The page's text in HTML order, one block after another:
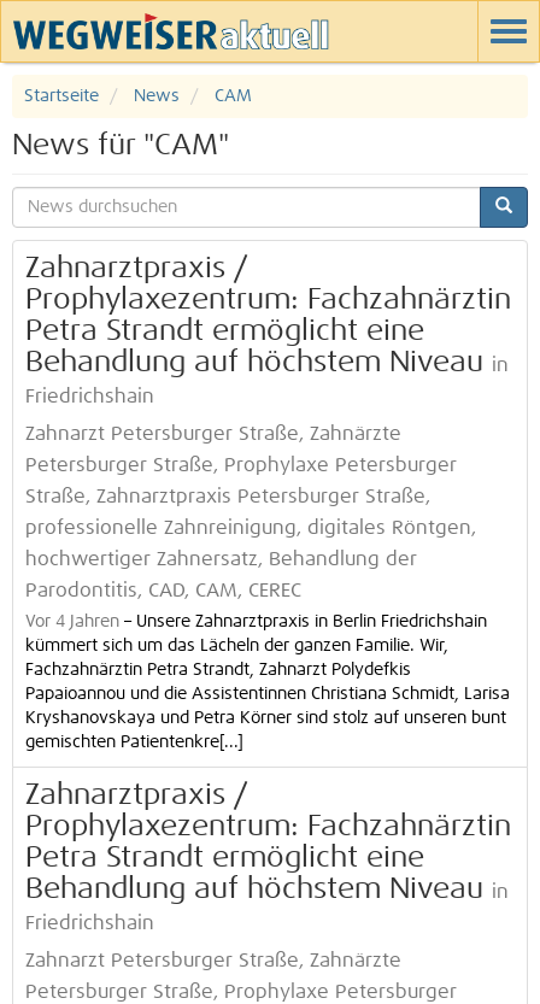
Startseite News CAM
News für "CAM"
Zahnarztpraxis /
Prophylaxezentrum: Fachzahnärztin
Petra Strandt ermöglicht eine
Behandlung auf höchstem Niveau in
Friedrichshain
Zahnarzt Petersburger Straße, Zahnärzte
Petersburger Straße, Prophylaxe Petersburger
Straße, Zahnarztpraxis Petersburger Straße,
professionelle Zahnreinigung, digitales Röntgen,
hochwertiger Zahnersatz, Behandlung der
Parodontitis, CAD, CAM, CEREC
Vor 4 Jahren – Unsere Zahnarztpraxis in Berlin Friedrichshain
kümmert sich um das Lächeln der ganzen Familie. Wir,
Fachzahnärztin Petra Strandt, Zahnarzt Polydefkis
Papaioannou und die Assistentinnen Christiana Schmidt, Larisa
Kryshanovskaya und Petra Körner sind stolz auf unseren bunt
gemischten Patientenkre[...]
Zahnarztpraxis /
Prophylaxezentrum: Fachzahnärztin
Petra Strandt ermöglicht eine
Behandlung auf höchstem Niveau in
Friedrichshain
Zahnarzt Petersburger Straße, Zahnärzte
Petersburger Straße, Prophylaxe Petersburger